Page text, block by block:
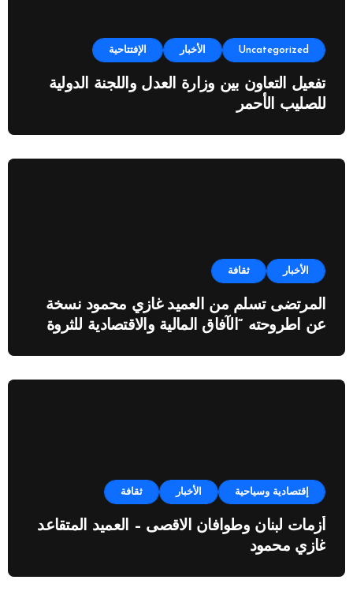
Uncategorized الأخبار الإفتتاحية
تفعيل التعاون بين وزارة العدل واللجنة الدولية
للصليب الأحمر
الأخبار ثقافة
المرتضى تسلم من العميد غازي محمود نسخة
عن اطروحته “الآفاق المالية والاقتصادية للثروة
إقتصادية وسياحية الأخبار ثقافة
أزمات لبنان وطوافان الاقصى – العميد المتقاعد
غازي محمود